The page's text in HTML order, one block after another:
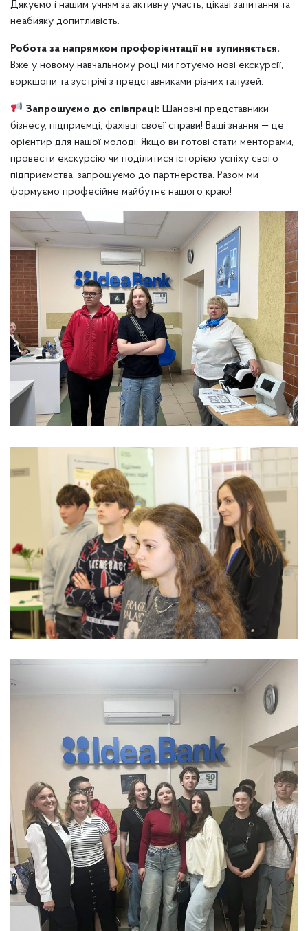
Дякуємо і нашим учням за активну участь, цікаві запитання та
неабияку допитливість.
Робота за напрямком профорієнтації не зупиняється.
Вже у новому навчальному році ми готуємо нові екскурсії,
воркшопи та зустрічі з представниками різних галузей.
Запрошуємо до співпраці: Шановні представники
бізнесу, підприємці, фахівці своєї справи! Ваші знання — це
орієнтир для нашої молоді. Якщо ви готові стати менторами,
провести екскурсію чи поділитися історією успіху свого
підприємства, запрошуємо до партнерства. Разом ми
формуємо професійне майбутнє нашого краю!